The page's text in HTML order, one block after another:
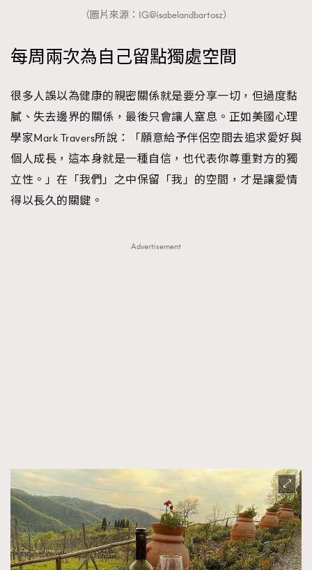
（圖片來源：IG@isabelandbartosz）
每周兩次為自己留點獨處空間
很多人誤以為健康的親密關係就是要分享一切，但過度黏
膩、失去邊界的關係，最後只會讓人窒息。正如美國心理
學家Mark Travers所說：「願意給予伴侶空間去追求愛好與
個人成長，這本身就是一種自信，也代表你尊重對方的獨
立性。」在「我們」之中保留「我」的空間，才是讓愛情
得以長久的關鍵。
Advertisement